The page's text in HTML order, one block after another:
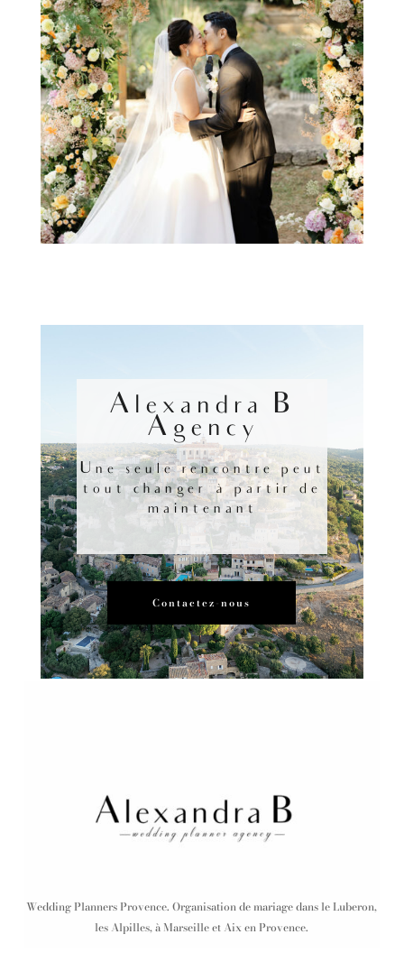
Alexandra B
Agency
Une seule rencontre peut
tout changer à partir de
maintenant
Contactez-nous
Wedding Planners Provence. Organisation de mariage dans le Luberon,
les Alpilles, à Marseille et Aix en Provence.